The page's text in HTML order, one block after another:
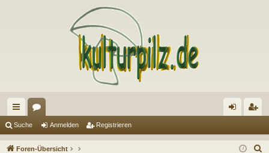
ch
ne en m ist
Suche Anmelden Registrieren
Foren-Übersicht